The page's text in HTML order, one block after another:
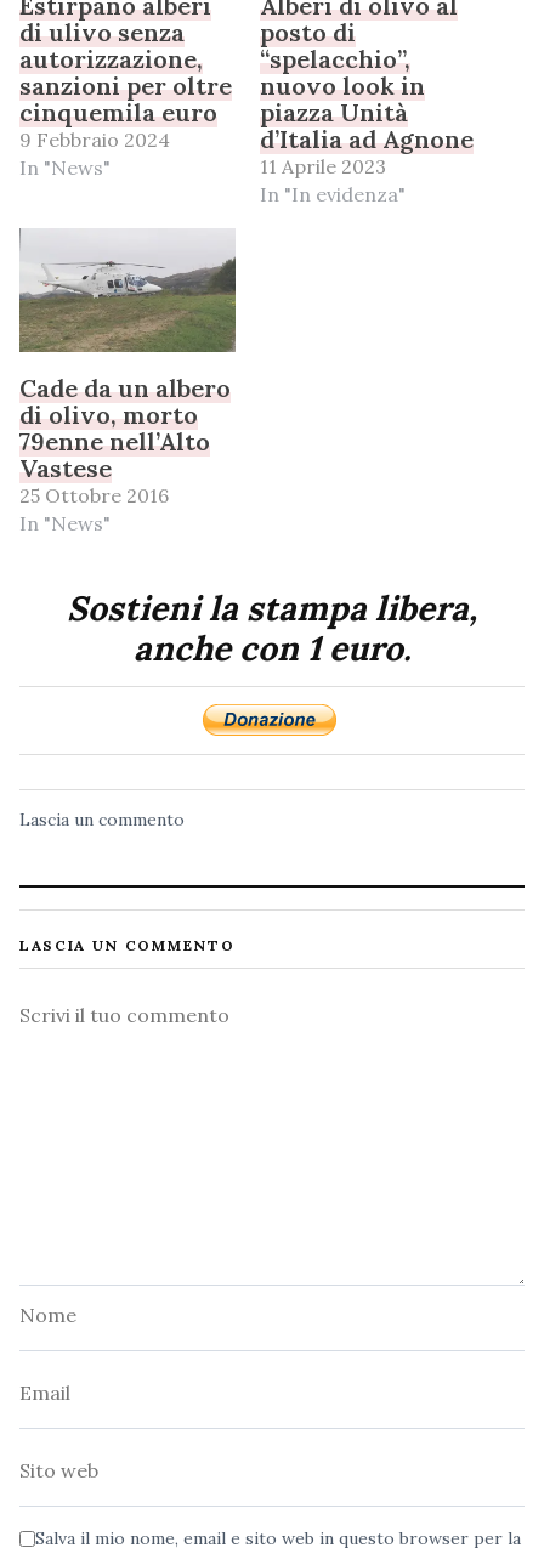
di ulivo senza
autorizzazione,
sanzioni per oltre
cinquemila euro
9 Febbraio 2024
In "News"
posto di
“spelacchio”,
nuovo look in
piazza Unità
d’Italia ad Agnone
11 Aprile 2023
In "In evidenza"
Cade da un albero
di olivo, morto
79enne nell’Alto
Vastese
25 Ottobre 2016
In "News"
Sostieni la stampa libera,
anche con 1 euro.
Lascia un commento
LASCIA UN COMMENTO
Commento
Salva il mio nome, email e sito web in questo browser per la